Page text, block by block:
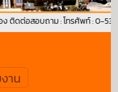
ดต่อสอบถาม : โทรศัพท์ : 0-
าน